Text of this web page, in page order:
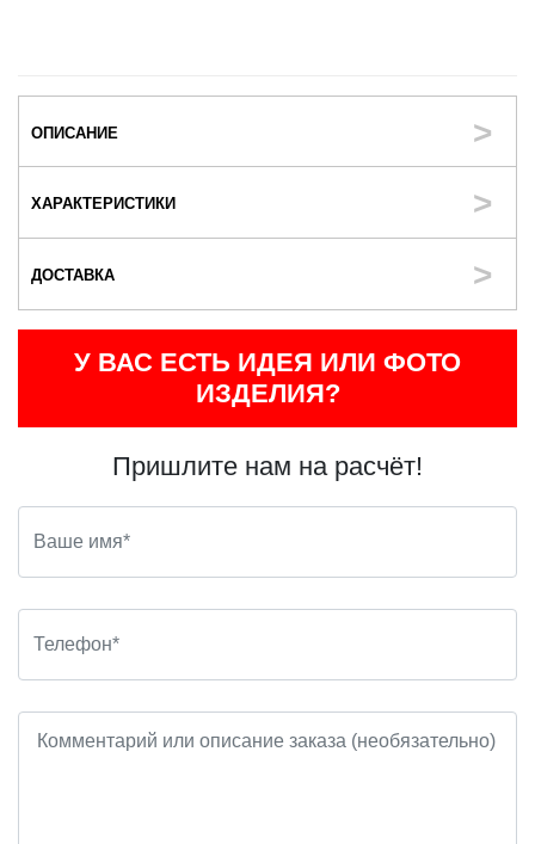
ОПИСАНИЕ
ХАРАКТЕРИСТИКИ
ДОСТАВКА
У ВАС ЕСТЬ ИДЕЯ ИЛИ ФОТО
ИЗДЕЛИЯ?
Пришлите нам на расчёт!